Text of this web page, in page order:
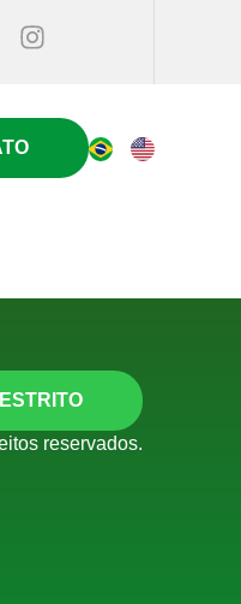
reservados.